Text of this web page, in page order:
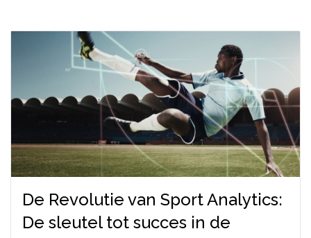
De Revolutie van Sport Analytics:
De sleutel tot succes in de